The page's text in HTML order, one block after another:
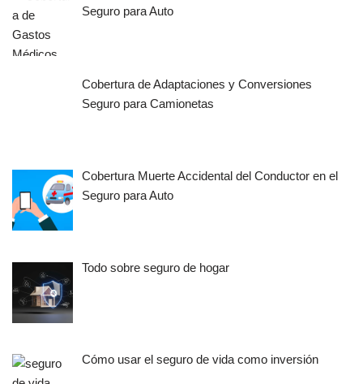
Seguro para Auto
Cobertura de Adaptaciones y Conversiones
Seguro para Camionetas
Cobertura Muerte Accidental del Conductor en el
Seguro para Auto
Todo sobre seguro de hogar
Cómo usar el seguro de vida como inversión